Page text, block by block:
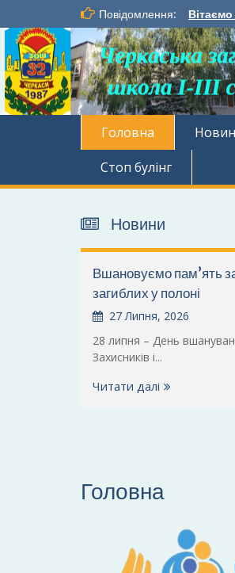
до
вмісту
Повідомлення: Вітаємо
Головна
Стоп булінг
Новини
Вшановуємо пам’ять
загиблих у полоні
27 Липня, 2026
28 липня – День
Захисників і...
Читати далі
Головна